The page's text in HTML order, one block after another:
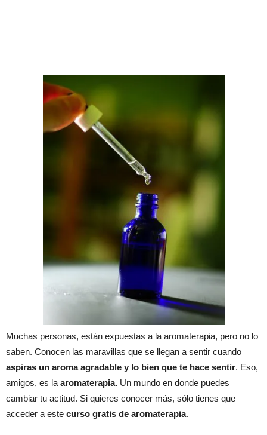
Muchas personas, están expuestas a la aromaterapia, pero no lo
saben. Conocen las maravillas que se llegan a sentir cuando
aspiras un aroma agradable y lo bien que te hace sentir. Eso,
amigos, es laaromaterapia. Un mundo en donde puedes
cambiar tu actitud. Si quieres conocer más, sólo tienes que
acceder a este curso gratis de aromaterapia.